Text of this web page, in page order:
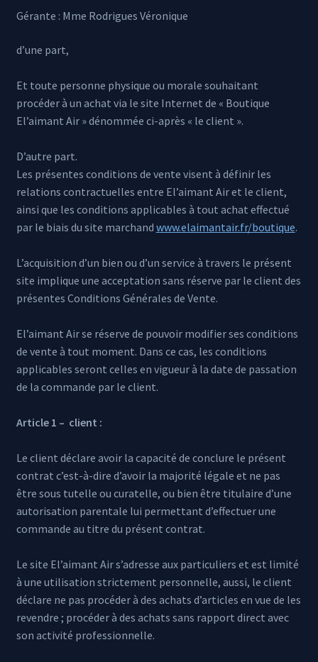
Gérante : Mme Rodrigues Véronique
d’une part,
Et toute personne physique ou morale souhaitant
procéder à un achat via le site Internet de « Boutique
El’aimant Air » dénommée ci-après « le client ».
D’autre part.
Les présentes conditions de vente visent à définir les
relations contractuelles entre El’aimant Air et le client,
ainsi que les conditions applicables à tout achat effectué
par le biais du site marchand www.elaimantair.fr/boutique.
L’acquisition d’un bien ou d’un service à travers le présent
site implique une acceptation sans réserve par le client des
présentes Conditions Générales de Vente.
El’aimant Air se réserve de pouvoir modifier ses conditions
de vente à tout moment. Dans ce cas, les conditions
applicables seront celles en vigueur à la date de passation
de la commande par le client.
Article 1 – client :
Le client déclare avoir la capacité de conclure le présent
contrat c’est-à-dire d’avoir la majorité légale et ne pas
être sous tutelle ou curatelle, ou bien être titulaire d’une
autorisation parentale lui permettant d’effectuer une
commande au titre du présent contrat.
Le site El’aimant Air s’adresse aux particuliers et est limité
à une utilisation strictement personnelle, aussi, le client
déclare ne pas procéder à des achats d’articles en vue de les
revendre ; procéder à des achats sans rapport direct avec
son activité professionnelle.